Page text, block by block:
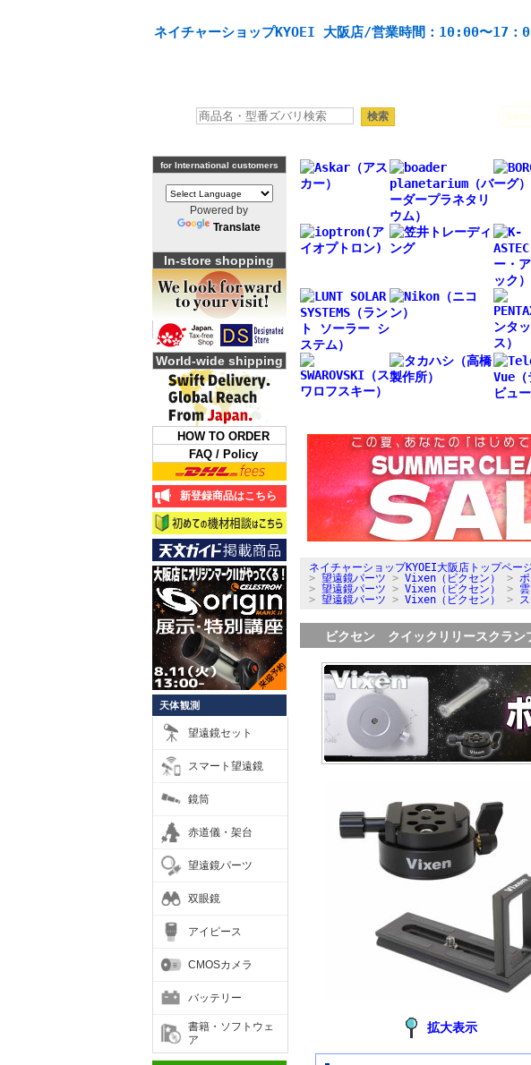
ネイチャーショップKYOEI 大阪店/営業時間：10:00〜17：
for International customers
Powered by
Translate
In-store shopping
World-wide shipping
HOW TO ORDER
FAQ / Policy
新登録商品はこちら
天体観測
望遠鏡セット
スマート望遠鏡
鏡筒
赤道儀・架台
望遠鏡パーツ
双眼鏡
アイピース
CMOSカメラ
バッテリー
書籍・ソフトウェ
ア
ネイチャーショップKYOEI大阪店トップペー
> 望遠鏡パーツ > Vixen（ビクセン） >
> 望遠鏡パーツ > Vixen（ビクセン） >
> 望遠鏡パーツ > Vixen（ビクセン） >
ビクセン クイックリリースクラン
拡大表示